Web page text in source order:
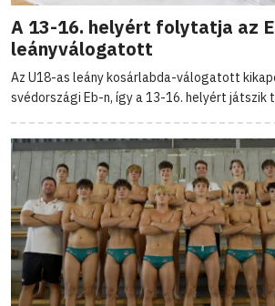
A 13-16. helyért folytatja az
leányválogatott
Az U18-as leány kosárlabda-válogatott
svédországi Eb-n, így a 13-16. helyért játszik